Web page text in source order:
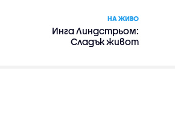
НА ЖИВО
Инга Линдстрьом:
Сладък живот